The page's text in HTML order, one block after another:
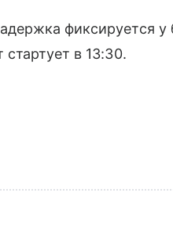
фиксируется
в 13:30.